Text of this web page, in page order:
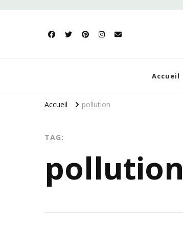
Accueil
Accueil pollution
TAG:
pollution